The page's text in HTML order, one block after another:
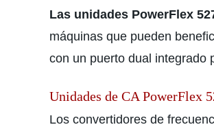
Las unidades PowerFlex
máquinas que pueden
con un puerto dual integrado
Unidades de CA PowerFlex
Los convertidores de